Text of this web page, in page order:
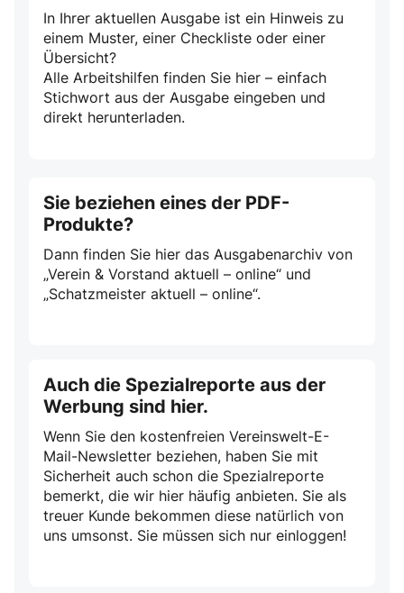
In Ihrer aktuellen Ausgabe ist ein Hinweis zu
einem Muster, einer Checkliste oder einer
Übersicht?
Alle Arbeitshilfen finden Sie hier – einfach
Stichwort aus der Ausgabe eingeben und
direkt herunterladen.
Sie beziehen eines der PDF-
Produkte?
Dann finden Sie hier das Ausgabenarchiv von
„Verein & Vorstand aktuell – online“ und
„Schatzmeister aktuell – online“.
Auch die Spezialreporte aus der
Werbung sind hier.
Wenn Sie den kostenfreien Vereinswelt-E-
Mail-Newsletter beziehen, haben Sie mit
Sicherheit auch schon die Spezialreporte
bemerkt, die wir hier häufig anbieten. Sie als
treuer Kunde bekommen diese natürlich von
uns umsonst. Sie müssen sich nur einloggen!